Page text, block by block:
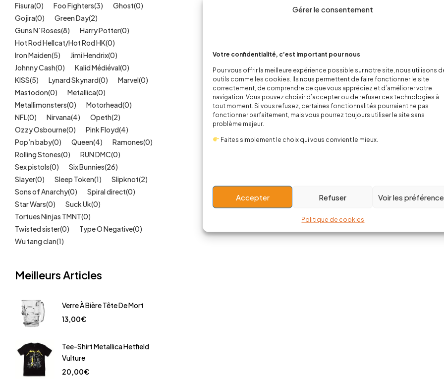
Gérer le consentement
Votre confidentialité, c’est important pour nous
Pour vous offrir la meilleure expérience possible sur notre site, nous utilisons
outils comme les cookies. Ils nous permettent de faire fonctionner le site
correctement, de comprendre ce que vous appréciez et d’améliorer votre
navigation. Vous pouvez choisir d’accepter ou de refuser ces technologies à
tout moment. Si vous refusez, certaines fonctionnalités pourraient ne pas
fonctionner parfaitement, mais vous pourrez toujours utiliser le site sans
problème majeur.
Faites simplement le choix qui vous convient le mieux.
Accepter Refuser Voir les
Politique de cookies
Fisura(0) Foo Fighters(3) Ghost(0)
Gojira(0) Green Day(2)
Guns N’ Roses(8) Harry Potter(0)
Hot Rod Hellcat/Hot Rod HK(0)
Iron Maiden(5) Jimi Hendrix(0)
Johnny Cash(0) Kalid Médiéval(0)
KISS(5) Lynard Skynard(0) Marvel(0)
Mastodon(0) Metallica(0)
Metallimonsters(0) Motorhead(0)
NFL(0) Nirvana(4) Opeth(2)
Ozzy Osbourne(0) Pink Floyd(4)
Pop’n baby(0) Queen(4) Ramones(0)
Rolling Stones(0) RUN DMC(0)
Sex pistols(0) Six Bunnies(26)
Slayer(0) Sleep Token(1) Slipknot(2)
Sons of Anarchy(0) Spiral direct(0)
Star Wars(0) Suck Uk(0)
Tortues Ninjas TMNT(0)
Twisted sister(0) Type O Negative(0)
Wu tang clan(1)
Meilleurs Articles
Verre À Bière Tête De Mort
13,00€
Tee-Shirt Metallica Hetfield
Vulture
20,00€